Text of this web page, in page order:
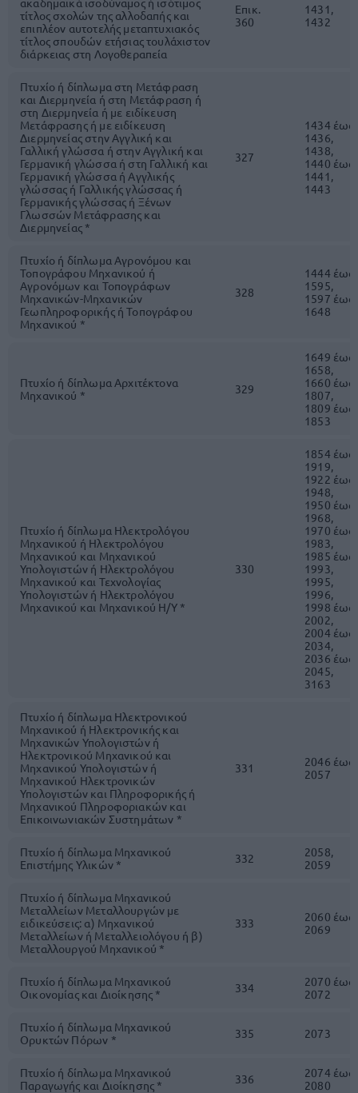
τίτλος σχολών της αλλοδαπής και
επιπλέον αυτοτελής μεταπτυχιακός
τίτλος σπουδών ετήσιας τουλάχιστον
διάρκειας στη Λογοθεραπεία
Επικ.
360
1431,
1432
Πτυχίο ή δίπλωμα στη Μετάφραση
και Διερμηνεία ή στη Μετάφραση ή
στη Διερμηνεία ή με ειδίκευση
Μετάφρασης ή με ειδίκευση
Διερμηνείας στην Αγγλική και
Γαλλική γλώσσα ή στην Αγγλική και
Γερμανική γλώσσα ή στη Γαλλική και
Γερμανική γλώσσα ή Αγγλικής
γλώσσας ή Γαλλικής γλώσσας ή
Γερμανικής γλώσσας ή Ξένων
Γλωσσών Μετάφρασης και
Διερμηνείας *
327
1434 έως
1436,
1438,
1440 έως
1441,
1443
Πτυχίο ή δίπλωμα Αγρονόμου και
Τοπογράφου Μηχανικού ή
Αγρονόμων και Τοπογράφων
Μηχανικών-Μηχανικών
Γεωπληροφορικής ή Τοπογράφου
Μηχανικού *
328
1444 έως
1595,
1597 έως
1648
Πτυχίο ή δίπλωμα Αρχιτέκτονα
Μηχανικού *
329
1649 έως
1658,
1660 έως
1807,
1809 έως
1853
Πτυχίο ή δίπλωμα Ηλεκτρολόγου
Μηχανικού ή Ηλεκτρολόγου
Μηχανικού και Μηχανικού
Υπολογιστών ή Ηλεκτρολόγου
Μηχανικού και Τεχνολογίας
Υπολογιστών ή Ηλεκτρολόγου
Μηχανικού και Μηχανικού Η/Υ *
330
1854 έως
1919,
1922 έως
1948,
1950 έως
1968,
1970 έως
1983,
1985 έως
1993,
1995,
1996,
1998 έως
2002,
2004 έως
2034,
2036 έως
2045,
3163
Πτυχίο ή δίπλωμα Ηλεκτρονικού
Μηχανικού ή Ηλεκτρονικής και
Μηχανικών Υπολογιστών ή
Ηλεκτρονικού Μηχανικού και
Μηχανικού Υπολογιστών ή
Μηχανικού Ηλεκτρονικών
Υπολογιστών και Πληροφορικής ή
Μηχανικού Πληροφοριακών και
Επικοινωνιακών Συστημάτων *
331
2046 έως
2057
Πτυχίο ή δίπλωμα Μηχανικού
Επιστήμης Υλικών *
332
2058,
2059
Πτυχίο ή δίπλωμα Μηχανικού
Μεταλλείων Μεταλλουργών με
ειδικεύσεις: α) Μηχανικού
Μεταλλείων ή Μεταλλειολόγου ή β)
Μεταλλουργού Μηχανικού *
333
2060 έως
2069
Πτυχίο ή δίπλωμα Μηχανικού
Οικονομίας και Διοίκησης *
334
2070 έως
2072
Πτυχίο ή δίπλωμα Μηχανικού
Ορυκτών Πόρων *
335 2073
Πτυχίο ή δίπλωμα Μηχανικού
Παραγωγής και Διοίκησης *
336
2074 έως
2080